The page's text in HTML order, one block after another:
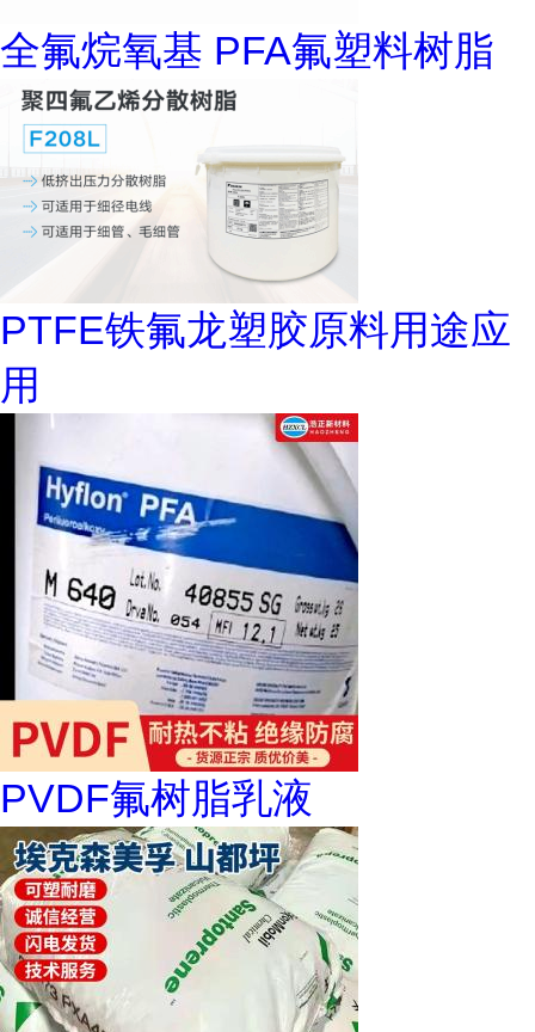
全氟烷氧基 PFA氟塑料树脂
PTFE铁氟龙塑胶原料用途应
用
PVDF氟树脂乳液